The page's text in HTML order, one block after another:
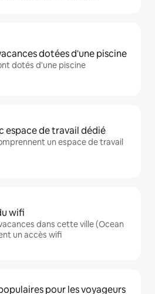
dotées d'une piscine
dotés d'une piscine
espace de travail dédié
un espace de travail
wifi
dans cette ville (Ocean
un accès wifi
pour les voyageurs